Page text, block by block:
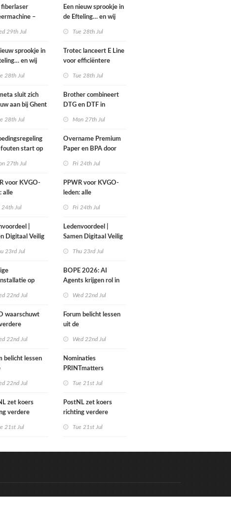
–
29th Jul
sprookje in
en wij
28th Jul
sluit zich
aan bij Ghent
28th Jul
start op
27th Jul
voor KVGO-
alle
overzichtelijk
plek
24th Jul
|
Digitaal Veilig
23rd Jul
op
22nd Jul
waarschuwt
22nd Jul
belicht lessen
22nd Jul
zet koers
verdere
21st Jul
Een nieuw sprookje in
de Efteling… en wij
Tue 28th Jul
Trotec lanceert E Line
voor efficiëntere
Tue 28th Jul
Brother combineert
DTG en DTF in
Mon 27th Jul
Overname Premium
Paper en BPA door
Fri 24th Jul
PPWR voor KVGO-
leden: alle
webinar overzichtelijk
op één plek
Fri 24th Jul
Ledenvoordeel |
Samen Digitaal Veilig
Thu 23rd Jul
BOPE 2026: AI
Agents krijgen rol in
Wed 22nd Jul
Forum belicht lessen
uit de
Wed 22nd Jul
Nominaties
PRINTmatters
Tue 21st Jul
PostNL zet koers
richting verdere
de rekening
Tue 21st Jul